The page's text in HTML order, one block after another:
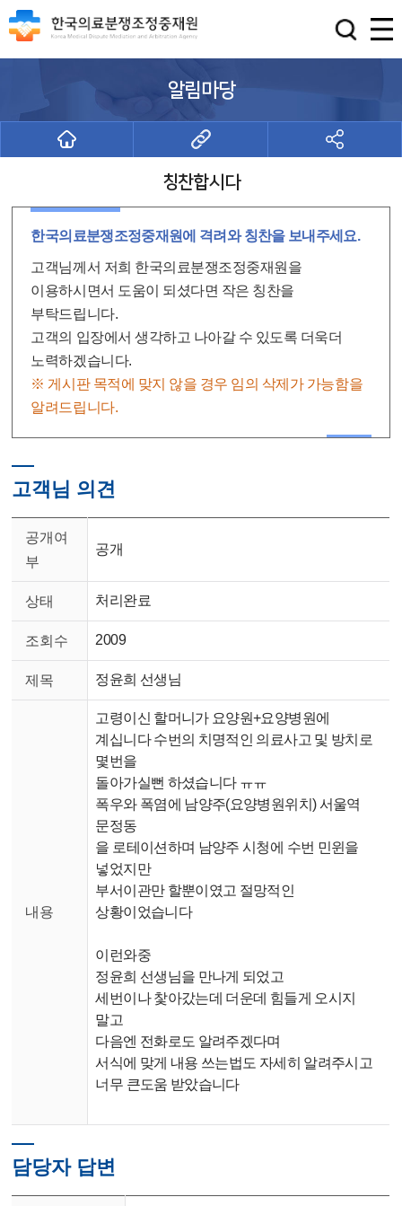
알림마당
칭찬합시다
한국의료분쟁조정중재원에 격려와 칭찬을 보내주세요.
고객님께서 저희 한국의료분쟁조정중재원을
이용하시면서 도움이 되셨다면 작은 칭찬을
부탁드립니다.
고객의 입장에서 생각하고 나아갈 수 있도록 더욱더
노력하겠습니다.
※ 게시판 목적에 맞지 않을 경우 임의 삭제가 가능함을
알려드립니다.
고객님 의견
공개여
부
공개
상태 처리완료
조회수 2009
제목 정윤희 선생님
내용
고령이신 할머니가 요양원+요양병원에
계십니다 수번의 치명적인 의료사고 및 방치로
몇번을
돌아가실뻔 하셨습니다 ㅠㅠ
폭우와 폭염에 남양주(요양병원위치) 서울역
문정동
을 로테이션하며 남양주 시청에 수번 민윈을
넣었지만
부서이관만 할뿐이였고 절망적인
상황이었습니다
이런와중
정윤희 선생님을 만나게 되었고
세번이나 찿아갔는데 더운데 힘들게 오시지
말고
다음엔 전화로도 알려주겠다며
서식에 맞게 내용 쓰는법도 자세히 알려주시고
너무 큰도움 받았습니다
담당자 답변